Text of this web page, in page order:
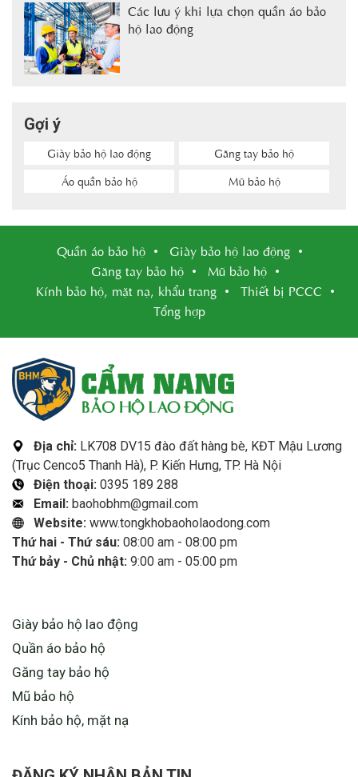
Các lưu ý khi lựa chọn quần áo bảo
hộ lao động
Gợi ý
Giày bảo hộ lao động
Găng tay bảo hộ
Áo quần bảo hộ
Mũ bảo hộ
Quần áo bảo hộ
Giày bảo hộ lao động
Găng tay bảo hộ
Mũ bảo hộ
Kính bảo hộ, mặt nạ, khẩu trang
Thiết bị PCCC
Tổng hợp
Địa chỉ: LK708 DV15 đào đất hàng bè, KĐT Mậu Lương
(Trục Cenco5 Thanh Hà), P. Kiến Hưng, TP. Hà Nội
Điện thoại: 0395 189 288
Email: baohobhm@gmail.com
Website: www.tongkhobaoholaodong.com
Thứ hai - Thứ sáu: 08:00 am - 08:00 pm
Thứ bảy - Chủ nhật: 9:00 am - 05:00 pm
Giày bảo hộ lao động
Quần áo bảo hộ
Găng tay bảo hộ
Mũ bảo hộ
Kính bảo hộ, mặt nạ